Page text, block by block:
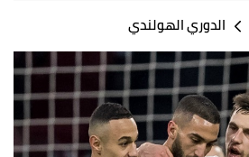
الدوري الهولندي